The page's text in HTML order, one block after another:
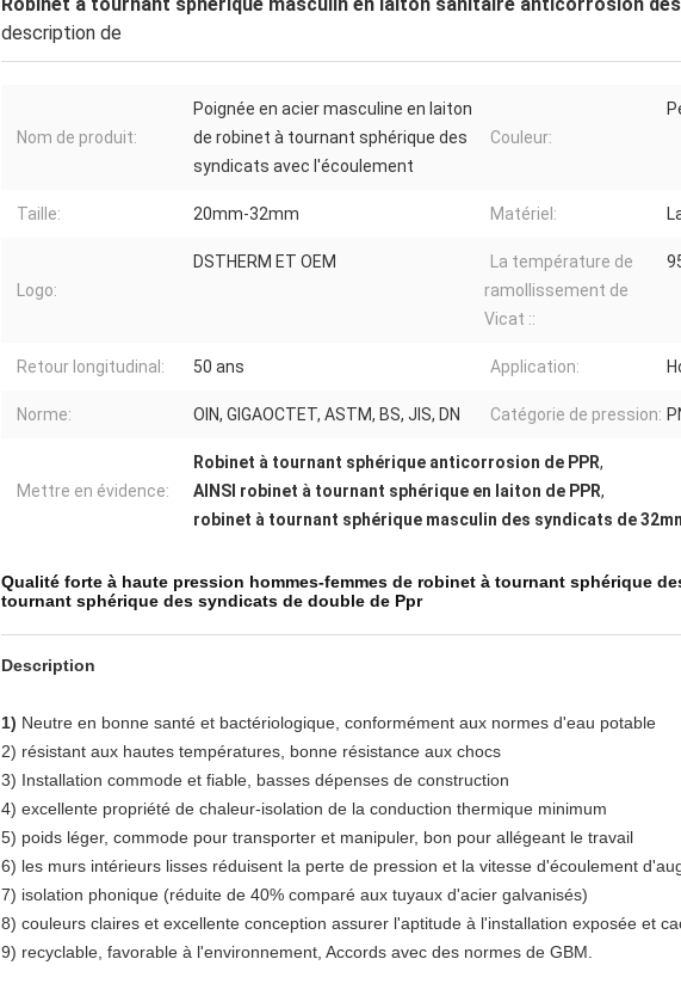
description de
Nom de produit:
Poignée en acier masculine en laiton
de robinet à tournant sphérique des
syndicats avec l'écoulement
Couleur:
Taille: 20mm-32mm Matériel:
Logo:
DSTHERM ET OEM
La température de
ramollissement de
Vicat ::
Retour longitudinal: 50 ans Application:
Norme: OIN, GIGAOCTET, ASTM, BS, JIS, DN Catégorie de pression:
Mettre en évidence:
Robinet à tournant sphérique anticorrosion de PPR,
AINSI robinet à tournant sphérique en laiton de PPR,
robinet à tournant sphérique masculin des syndicats de
Qualité forte à haute pression hommes-femmes de robinet à tournant sphérique
tournant sphérique des syndicats de double de Ppr
Description
1) Neutre en bonne santé et bactériologique, conformément aux normes d'eau potable
2) résistant aux hautes températures, bonne résistance aux chocs
3) Installation commode et fiable, basses dépenses de construction
4) excellente propriété de chaleur-isolation de la conduction thermique minimum
5) poids léger, commode pour transporter et manipuler, bon pour allégeant le travail
6) les murs intérieurs lisses réduisent la perte de pression et la vitesse d'écoulement
7) isolation phonique (réduite de 40% comparé aux tuyaux d'acier galvanisés)
8) couleurs claires et excellente conception assurer l'aptitude à l'installation exposée et
9) recyclable, favorable à l'environnement, Accords avec des normes de GBM.